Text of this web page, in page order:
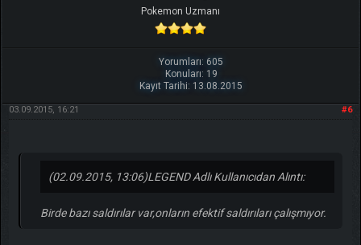
Pokemon Uzmanı
Yorumları: 605
Konuları: 19
Kayıt Tarihi: 13.08.2015
#6
03.09.2015, 16:21
(02.09.2015, 13:06)LEGEND Adlı Kullanıcıdan Alıntı:
Birde bazı saldırılar var,onların efektif saldırıları çalışmıyor.